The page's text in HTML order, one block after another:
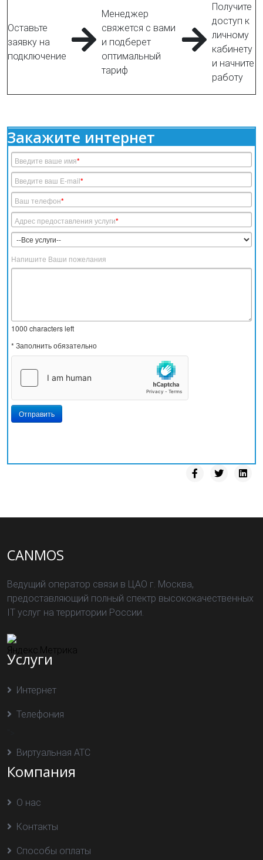
Оставьте
заявку на
подключение
Менеджер
свяжется с вами
и подберет
оптимальный
тариф
Получите
доступ к
личному
кабинету
и начните
работу
Закажите интернет
Введите ваше имя*
Введите ваш E-mail*
Ваш телефон*
Адрес предоставления услуги*
Напишите Ваши пожелания
1000 characters left
* Заполнить обязательно
Отправить
CANMOS
Ведущий оператор связи в ЦАО г. Москва,
предоставляющий полный спектр высококачественных
IT услуг на территории России.
Услуги
Интернет
Телефония
Виртуальная АТС
Компания
О нас
Контакты
Способы оплаты